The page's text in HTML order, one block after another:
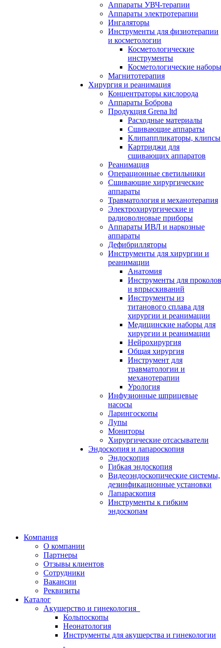
Аппараты УВЧ-терапии
Аппараты электротерапии
Ингаляторы
Инструменты для физиотерапии
и косметологии
Косметологические
инструменты
Косметологические наборы
Магнитотерапия
Хирургия и реанимация
Концентраторы кислорода
Аппараты Боброва
Продукция Grena ltd
Расходные материалы
Сшивающие аппараты
Клипаппликаторы, клипсы
Картриджи для
сшивающих аппаратов
Реанимация
Операционные светильники
Сшивающие хирургические
аппараты
Травматология и механотерапия
Электрохирургические и
радиоволновые приборы
Аппараты ИВЛ и наркозные
аппараты
Дефибрилляторы
Инструменты для хирургии и
реанимации
Анатомия
Инструменты для проколов
и впрыскиваний
Инструменты из
титанового сплава для
хирургии и реанимации
Медицинские наборы для
хирургии и реанимации
Нейрохирургия
Общая хирургия
Инструмент для
травматологии и
механотерапии
Урология
Инфузионные шприцевые
насосы
Ларингоскопы
Лупы
Мониторы
Хирургические отсасыватели
Эндоскопия и лапароскопия
Эндоскопия
Гибкая эндоскопия
Видеоэндоскопические системы,
дезинфикационные установки
Лапараскопия
Инструменты к гибким
эндоскопам
Компания
О компании
Партнеры
Отзывы клиентов
Сотрудники
Вакансии
Реквизиты
Каталог
Акушерство и гинекология
Кольпоскопы
Неонатология
Инструменты для акушерства и гинекологии